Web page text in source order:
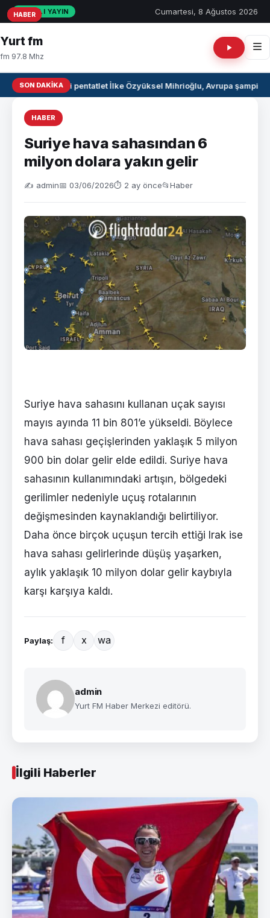
CANLI YAYIN Cumartesi, 8 Ağustos 2026
Yurt fm
fm 97.8 Mhz
SON DAKIKAMilli pentatlet İlke Özyüksel Mihrioğlu, Avrupa
HABER
Suriye hava sahasından 6
milyon dolara yakın gelir
✍️ admin📅 03/06/2026⏱ 2 ay önce📂Haber
Suriye hava sahasını kullanan uçak sayısı
mayıs ayında 11 bin 801’e yükseldi. Böylece
hava sahası geçişlerinden yaklaşık 5 milyon
900 bin dolar gelir elde edildi. Suriye hava
sahasının kullanımındaki artışın, bölgedeki
gerilimler nedeniyle uçuş rotalarının
değişmesinden kaynaklandığı belirtiliyor.
Daha önce birçok uçuşun tercih ettiği Irak ise
hava sahası gelirlerinde düşüş yaşarken,
aylık yaklaşık 10 milyon dolar gelir kaybıyla
karşı karşıya kaldı.
Paylaş: f x wa
admin
Yurt FM Haber Merkezi editörü.
İlgili Haberler
HABER
HABER
HABER